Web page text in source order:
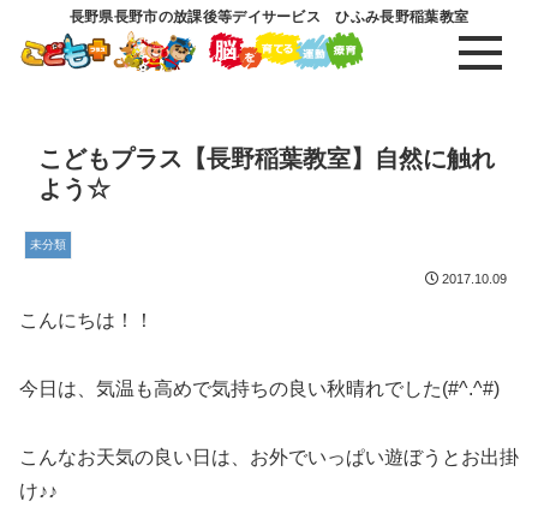
長野県長野市の放課後等デイサービス ひふみ長野稲葉教室
こどもプラス【長野稲葉教室】自然に触れ
よう☆
未分類
2017.10.09
こんにちは！！
今日は、気温も高めで気持ちの良い秋晴れでした(#^.^#)
こんなお天気の良い日は、お外でいっぱい遊ぼうとお出掛
け♪♪